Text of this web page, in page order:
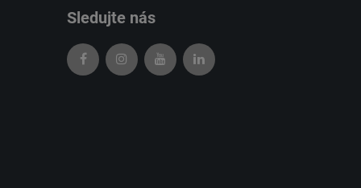
Sledujte nás